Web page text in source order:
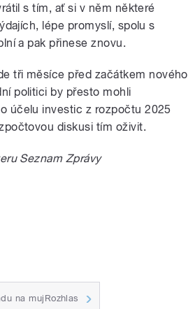
s tím, ať si v něm některé
lépe promyslí, spolu s
a pak přinese znovu.
tři měsíce před začátkem nového
politici by přesto mohli
účelu investic z rozpočtu 2025
diskusi tím oživit.
Seznam Zprávy
na mujRozhlas